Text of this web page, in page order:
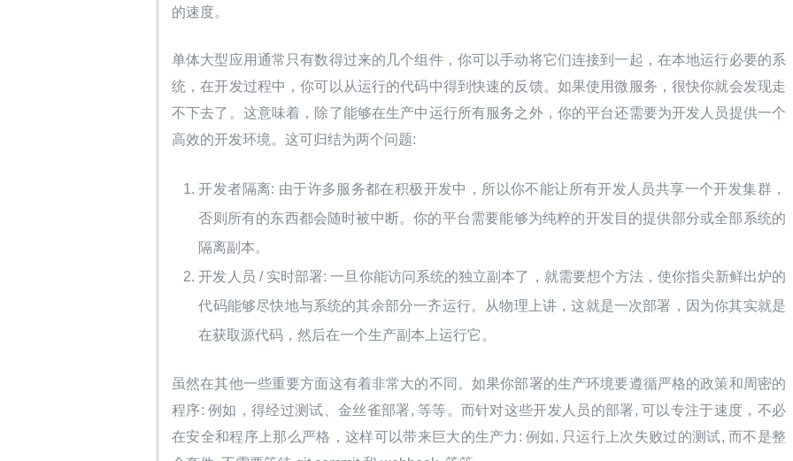
的速度。
单体大型应用通常只有数得过来的几个组件，你可以手动将它们连接到一起，在本地运行必要的系
统，在开发过程中，你可以从运行的代码中得到快速的反馈。如果使用微服务，很快你就会发现走
不下去了。这意味着，除了能够在生产中运行所有服务之外，你的平台还需要为开发人员提供一个
高效的开发环境。这可归结为两个问题:
开发者隔离: 由于许多服务都在积极开发中，所以你不能让所有开发人员共享一个开发集群，
否则所有的东西都会随时被中断。你的平台需要能够为纯粹的开发目的提供部分或全部系统的
隔离副本。
开发人员 / 实时部署: 一旦你能访问系统的独立副本了，就需要想个方法，使你指尖新鲜出炉的
代码能够尽快地与系统的其余部分一齐运行。从物理上讲，这就是一次部署，因为你其实就是
在获取源代码，然后在一个生产副本上运行它。
虽然在其他一些重要方面这有着非常大的不同。如果你部署的生产环境要遵循严格的政策和周密的
程序: 例如，得经过测试、金丝雀部署, 等等。而针对这些开发人员的部署, 可以专注于速度，不必
在安全和程序上那么严格，这样可以带来巨大的生产力: 例如, 只运行上次失败过的测试, 而不是整